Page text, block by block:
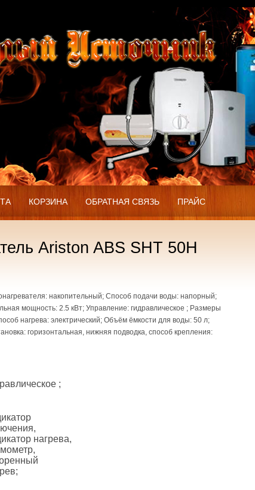
КОРЗИНА ОБРАТНАЯ СВЯЗЬ ПРАЙС
Ariston ABS SHT 50H
накопительный; Способ подачи воды: напорный;
мощность: 2.5 кВт; Управление: гидравлическое ; Размеры
нагрева: электрический; Объём ёмкости для воды: 50 л;
горизонтальная, нижняя подводка, способ крепления:
;
нагрева,